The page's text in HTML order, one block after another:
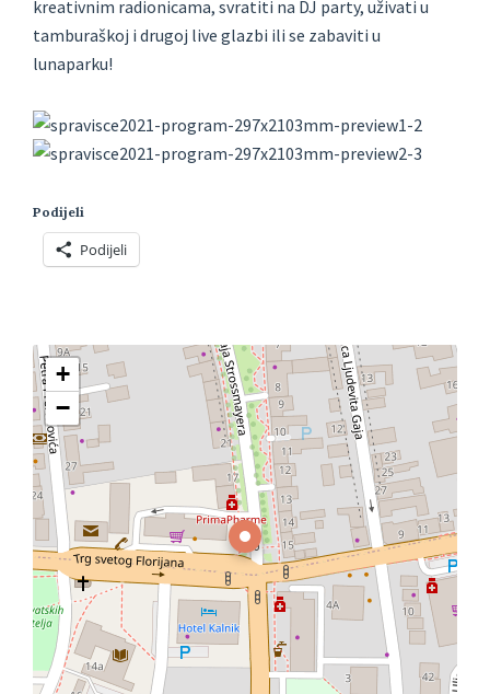
kreativnim radionicama, svratiti na DJ party, uživati u
tamburaškoj i drugoj live glazbi ili se zabaviti u
lunaparku!
Podijeli
Podijeli
+
−